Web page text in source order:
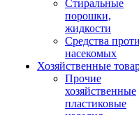
Стиральные
порошки,
жидкости
Средства
насекомых
Хозяйственные
Прочие
хозяйственные
пластиковые